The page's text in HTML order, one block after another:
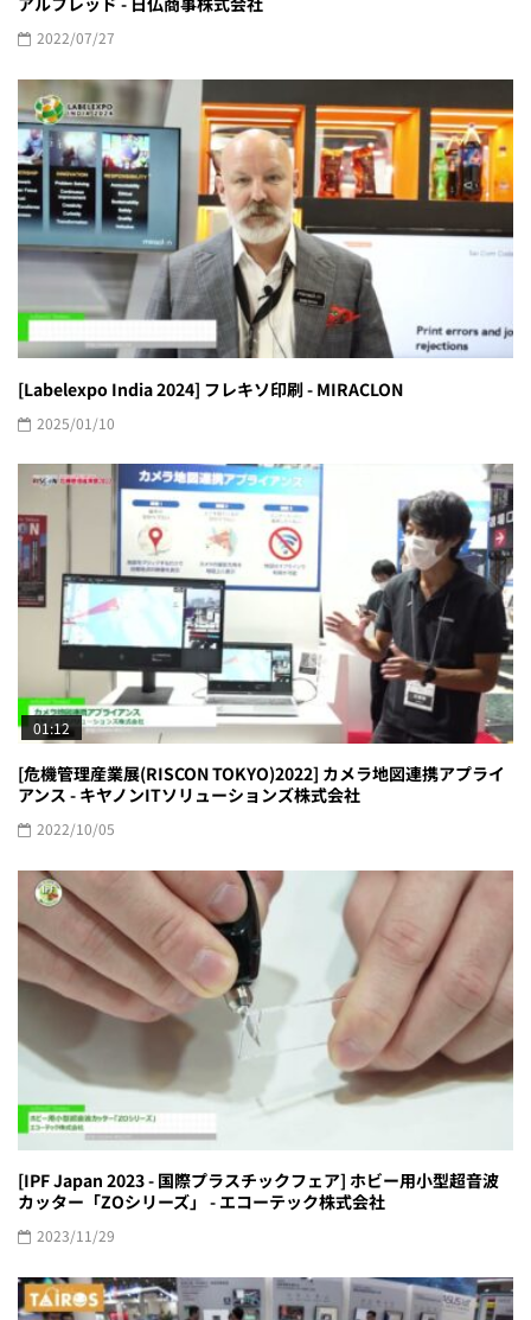
2022/07/27
[Labelexpo India 2024] フレキソ印刷 - MIRACLON
2025/01/10
01:12
[危機管理産業展(RISCON TOKYO)2022] カメラ地図連携アプライ
アンス - キヤノンITソリューションズ株式会社
2022/10/05
[IPF Japan 2023 - 国際プラスチックフェア] ホビー用小型超音波
カッター「ZOシリーズ」 - エコーテック株式会社
2023/11/29